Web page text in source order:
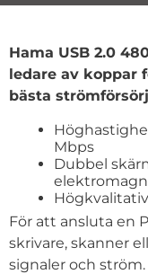
Hama USB 2.0
ledare av koppar
bästa
Mbps
Dubbel
För att ansluta en
skrivare, skanner
signaler och ström.